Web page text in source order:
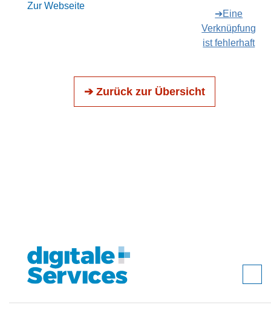
Zur Webseite
➔Eine
Verknüpfung
ist fehlerhaft
➔ Zurück zur Übersicht